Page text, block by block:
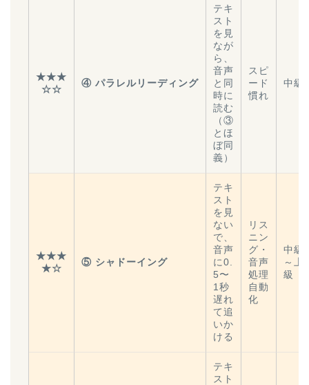
★★★
☆☆
④ パラレルリーディング
テキ
スト
を見
なが
ら、
音声
と同
時に
読む
（③
とほ
ぼ同
義）
スピ
ード
慣れ
中級
★★★
★☆
⑤ シャドーイング
テキ
スト
を見
ない
で、
音声
に0.
5〜
1秒
遅れ
て追
いか
ける
リス
ニン
グ・
音声
処理
自動
化
中級
～上
級
テキ
スト